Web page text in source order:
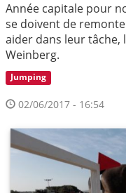
Année capitale pour
se doivent de
aider dans leur tâche,
Weinberg.
Jumping
02/06/2017 - 16:54